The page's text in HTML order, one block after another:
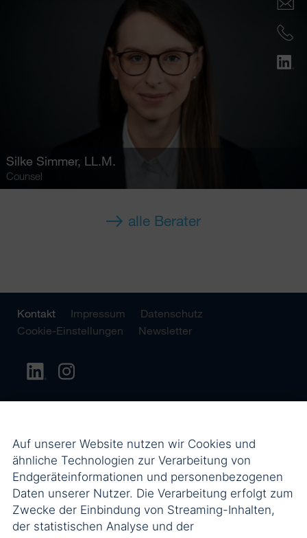
Silke Simmer, LL.M.
Counsel
alle Berater
Kontakt Impressum
Datenschutz
Cookie-Einstellungen
Newsletter
Auf unserer Website nutzen wir Cookies und
ähnliche Technologien zur Verarbeitung von
Endgeräteinformationen und personenbezogenen
Daten unserer Nutzer. Die Verarbeitung erfolgt zum
Zwecke der Einbindung von Streaming-Inhalten,
der statistischen Analyse und der